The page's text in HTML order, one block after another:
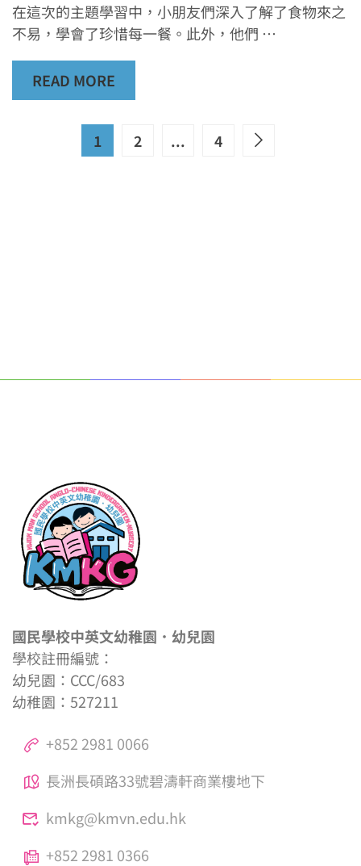
在這次的主題學習中，小朋友們深入了解了食物來之
不易，學會了珍惜每一餐。此外，他們 …
READ MORE
1 2 ... 4
國民學校中英文幼稚園．幼兒園
學校註冊編號：
幼兒園：CCC/683
幼稚園：527211
+852 2981 0066
長洲長碩路33號碧濤軒商業樓地下
kmkg@kmvn.edu.hk
+852 2981 0366